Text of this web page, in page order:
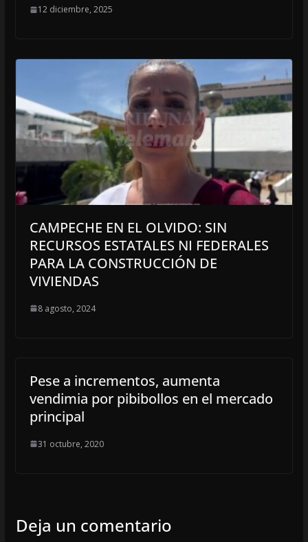
12 diciembre, 2025
CAMPECHE EN EL OLVIDO: SIN
RECURSOS ESTATALES NI FEDERALES
PARA LA CONSTRUCCIÓN DE
VIVIENDAS
8 agosto, 2024
Pese a incrementos, aumenta
vendimia por pibibollos en el mercado
principal
31 octubre, 2020
Deja un comentario